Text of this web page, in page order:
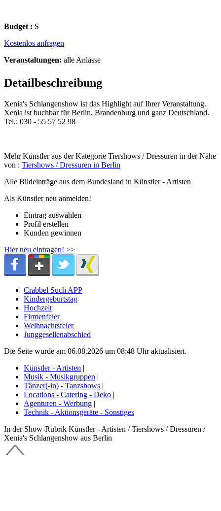
Budget : S
Kostenlos anfragen
Veranstaltungen: alle Anlässe
Detailbeschreibung
Xenia's Schlangenshow ist das Highlight auf Ihrer Veranstaltung.
Xenia ist buchbar für Berlin, Brandenburg und ganz Deutschland.
Tel.: 030 - 55 57 52 98
Mehr Künstler aus der Kategorie Tiershows / Dressuren in der Nähe
von : Tiershows / Dressuren in Berlin
Alle Bildeinträge aus dem Bundesland in Künstler - Artisten
Als Künstler neu anmelden!
Eintrag auswählen
Profil erstellen
Kunden gewinnen
Hier neu eintragen! >>
Crabbel Such APP
Kindergeburtstag
Hochzeit
Firmenfeier
Weihnachtsfeier
Junggesellenabschied
Die Seite wurde am 06.08.2026 um 08:48 Uhr aktualisiert.
Künstler - Artisten |
Musik - Musikgruppen |
Tänzer(-in) - Tanzshows |
Locations - Catering - Deko |
Agenturen - Werbung |
Technik - Aktionsgeräte - Sonstiges
In der Show-Rubrik Künstler - Artisten / Tiershows / Dressuren /
Xenia's Schlangenshow aus Berlin